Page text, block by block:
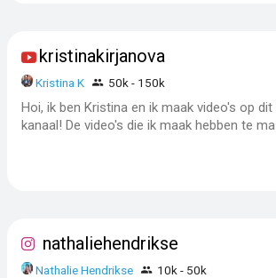
kristinakirjanova
Kristina K 50k - 150k
Hoi, ik ben Kristina en ik maak video's op dit
kanaal! De video's die ik maak hebben te ma
nathaliehendrikse
Nathalie Hendrikse 10k - 50k